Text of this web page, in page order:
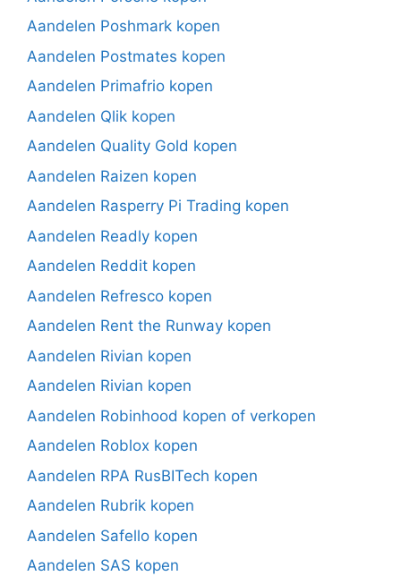
Aandelen Poshmark kopen
Aandelen Postmates kopen
Aandelen Primafrio kopen
Aandelen Qlik kopen
Aandelen Quality Gold kopen
Aandelen Raizen kopen
Aandelen Rasperry Pi Trading kopen
Aandelen Readly kopen
Aandelen Reddit kopen
Aandelen Refresco kopen
Aandelen Rent the Runway kopen
Aandelen Rivian kopen
Aandelen Rivian kopen
Aandelen Robinhood kopen of verkopen
Aandelen Roblox kopen
Aandelen RPA RusBITech kopen
Aandelen Rubrik kopen
Aandelen Safello kopen
Aandelen SAS kopen